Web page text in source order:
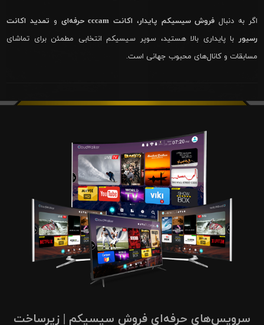
اگر به دنبال فروش سیسیکم پایدار، اکانت cccam حرفه‌ای و تمدید اکانت
رسیور با پایداری بالا هستید، سوپر سیسیکم انتخابی مطمئن برای تماشای
مسابقات و کانال‌های محبوب جهانی است.
سرویس‌های حرفه‌ای فروش سیسیکم | زیرساخت